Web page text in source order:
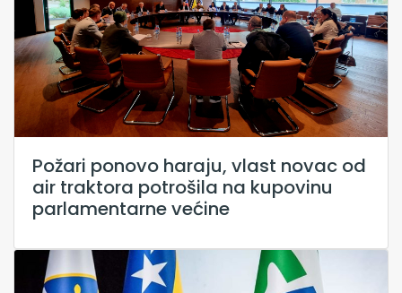
Požari ponovo haraju, vlast novac od
air traktora potrošila na kupovinu
parlamentarne većine